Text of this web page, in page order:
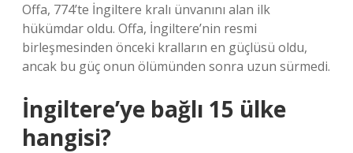
Offa, 774’te İngiltere kralı ünvanını alan ilk
hükümdar oldu. Offa, İngiltere’nin resmi
birleşmesinden önceki kralların en güçlüsü oldu,
ancak bu güç onun ölümünden sonra uzun sürmedi.
İngiltere’ye bağlı 15 ülke
hangisi?